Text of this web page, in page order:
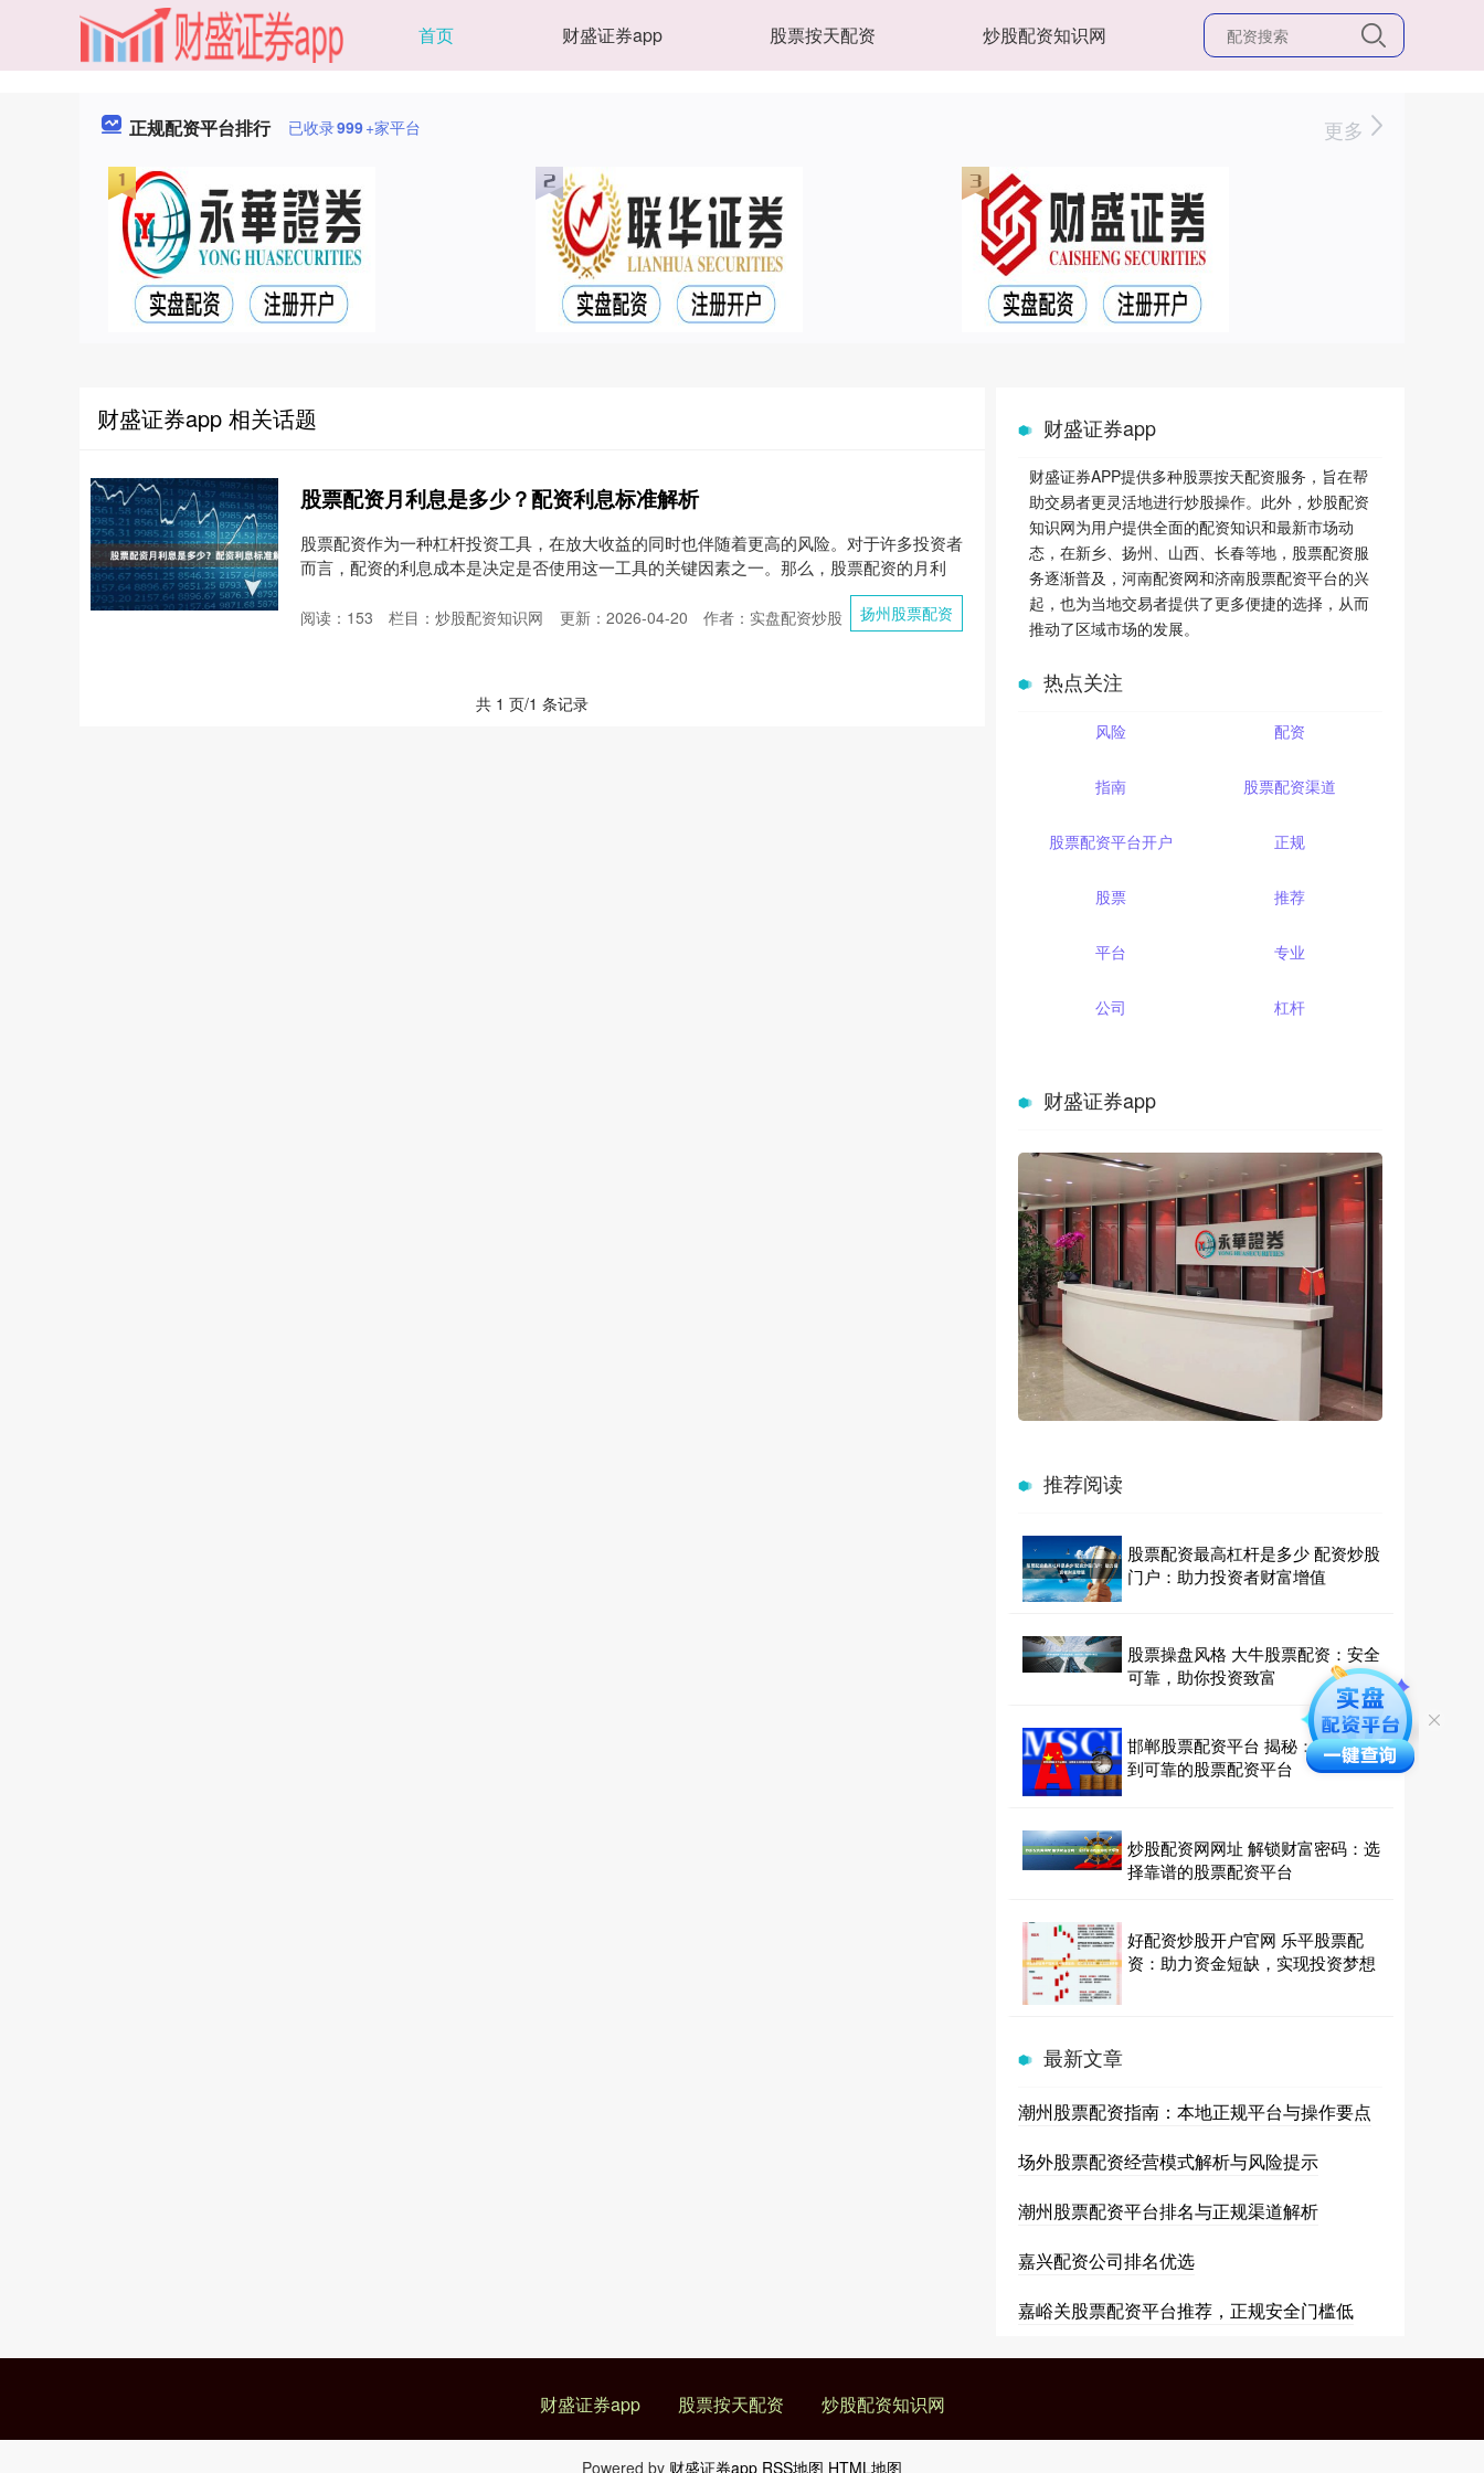
首页 财盛证券app 股票按天配资 炒股配资知识网
正规配资平台排行 已收录999+家平台 更多
财盛证券app 相关话题
股票配资月利息是多少？配资利息标准解析
股票配资作为一种杠杆投资工具，在放大收益的同时也伴随着更高的风险。对于许多投资者
而言，配资的利息成本是决定是否使用这一工具的关键因素之一。那么，股票配资的月利
扬州股票配资
更新：2026-04-20 作者：实盘配资炒股
阅读： 153 栏目： 炒股配资知识网
共 1 页/1 条记录
财盛证券app
财盛证券APP提供多种股票按天配资服务，旨在帮
助交易者更灵活地进行炒股操作。此外，炒股配资
知识网为用户提供全面的配资知识和最新市场动
态，在新乡、扬州、山西、长春等地，股票配资服
务逐渐普及，河南配资网和济南股票配资平台的兴
起，也为当地交易者提供了更多便捷的选择，从而
推动了区域市场的发展。
热点关注
风险 配资
指南 股票配资渠道
股票配资平台开户 正规
股票 推荐
平台 专业
公司 杠杆
财盛证券app
推荐阅读
股票配资最高杠杆是多少 配资炒股
门户：助力投资者财富增值
股票操盘风格 大牛股票配资：安全
可靠，助你投资致富
邯郸股票配资平台 揭秘：在哪里找
到可靠的股票配资平台
炒股配资网网址 解锁财富密码：选
择靠谱的股票配资平台
好配资炒股开户官网 乐平股票配
资：助力资金短缺，实现投资梦想
最新文章
潮州股票配资指南：本地正规平台与操作要点
场外股票配资经营模式解析与风险提示
潮州股票配资平台排名与正规渠道解析
嘉兴配资公司排名优选
嘉峪关股票配资平台推荐，正规安全门槛低
财盛证券app 股票按天配资 炒股配资知识网
Powered by 财盛证券app RSS地图 HTML地图